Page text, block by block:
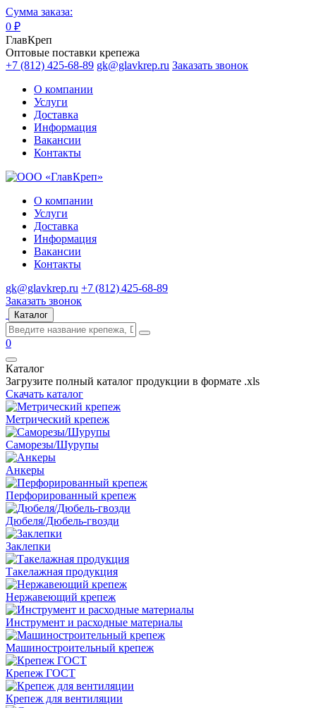
Сумма заказа:
0 ₽
ГлавКреп
Оптовые поставки крепежа
+7 (812) 425-68-89 gk@glavkrep.ru Заказать звонок
О компании
Услуги
Доставка
Информация
Вакансии
Контакты
О компании
Услуги
Доставка
Информация
Вакансии
Контакты
gk@glavkrep.ru +7 (812) 425-68-89
Заказать звонок
Каталог
0
Каталог
Загрузите полный каталог продукции в формате .xls
Скачать каталог
Метрический крепеж
Саморезы/Шурупы
Анкеры
Перфорированный крепеж
Дюбеля/Дюбель-гвозди
Заклепки
Такелажная продукция
Нержавеющий крепеж
Инструмент и расходные материалы
Машиностроительный крепеж
Крепеж ГОСТ
Крепеж для вентиляции